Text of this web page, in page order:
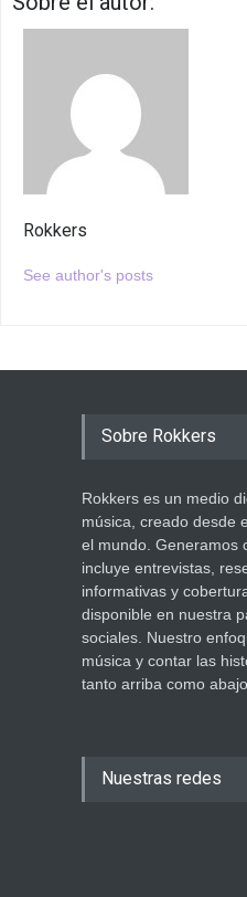
Rokkers
See author's posts
Sobre Rokkers
Rokkers es un medio
música, creado desde
el mundo. Generamos
incluye entrevistas,
informativas y
disponible en nuestra
sociales. Nuestro
música y contar las
tanto arriba como
Nuestras redes